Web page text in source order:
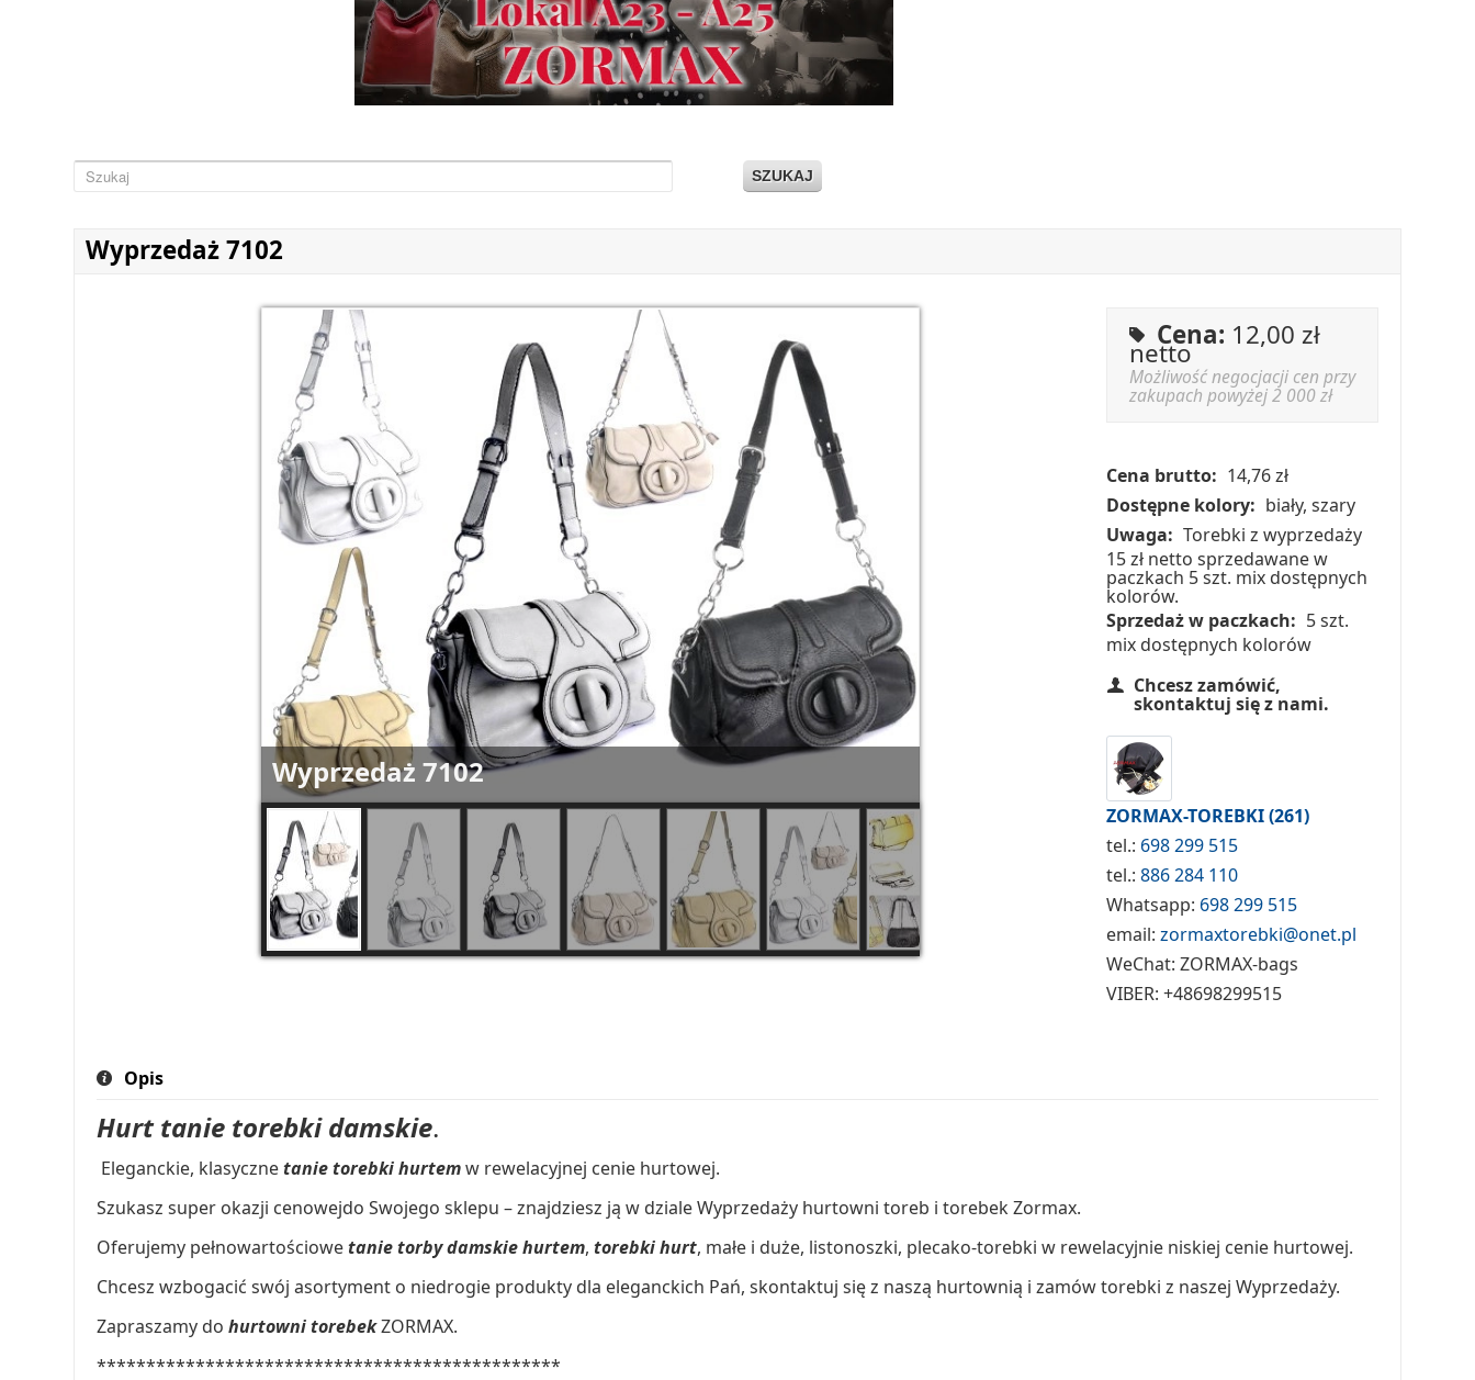
SZUKAJ
Wyprzedaż 7102
Wyprzedaż 7102
Cena: 12,00 zł
netto
Możliwość negocjacji cen przy
zakupach powyżej 2 000 zł
Cena brutto: 14,76 zł
Dostępne kolory: biały, szary
Uwaga: Torebki z wyprzedaży
15 zł netto sprzedawane w
paczkach 5 szt. mix dostępnych
kolorów.
Sprzedaż w paczkach: 5 szt.
mix dostępnych kolorów
Chcesz zamówić,
skontaktuj się z nami.
ZORMAX-TOREBKI(261)
tel.: 698 299 515
tel.: 886 284 110
Whatsapp: 698 299 515
email: zormaxtorebki@onet.pl
WeChat: ZORMAX-bags
VIBER: +48698299515
Opis
Hurt tanie torebki damskie.
Eleganckie, klasycznetanie torebki hurtemw rewelacyjnej cenie hurtowej.
Szukasz super okazji cenowejdo Swojego sklepu – znajdziesz ją w dziale Wyprzedaży hurtowni toreb i torebek Zormax.
Oferujemy pełnowartościowetanie torby damskie hurtem,torebki hurt, małe i duże, listonoszki, plecako-torebki w rewelacyjnie niskiej cenie hurtowej.
Chcesz wzbogacić swój asortyment o niedrogie produkty dla eleganckich Pań, skontaktuj się z naszą hurtownią i zamów torebki z naszej Wyprzedaży.
Zapraszamy dohurtowni torebekZORMAX.
***********************************************